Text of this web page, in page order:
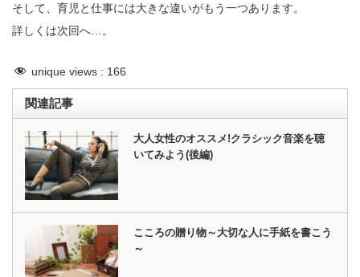
そして、育児と仕事には大きな違いがもう一つあります。
詳しくは次回へ…。
unique views : 166
関連記事
大人女性のオススメ!クラシック音楽を聴
いてみよう(後編)
こころの贈り物～大切な人に手紙を書こう
～